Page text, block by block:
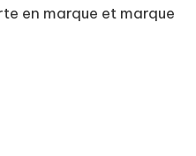
en marque et marque